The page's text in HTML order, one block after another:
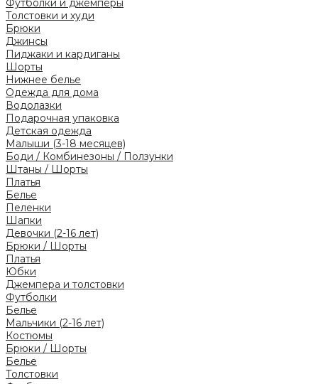
Толстовки и худи
Брюки
Джинсы
Пиджаки и кардиганы
Шорты
Нижнее белье
Одежда для дома
Водолазки
Подарочная упаковка
Детская одежда
Малыши (3-18 месяцев)
Боди / Комбинезоны / Ползунки
Штаны / Шорты
Платья
Белье
Пеленки
Шапки
Девочки (2-16 лет)
Брюки / Шорты
Платья
Юбки
Джемпера и толстовки
Футболки
Белье
Мальчики (2-16 лет)
Костюмы
Брюки / Шорты
Белье
Толстовки